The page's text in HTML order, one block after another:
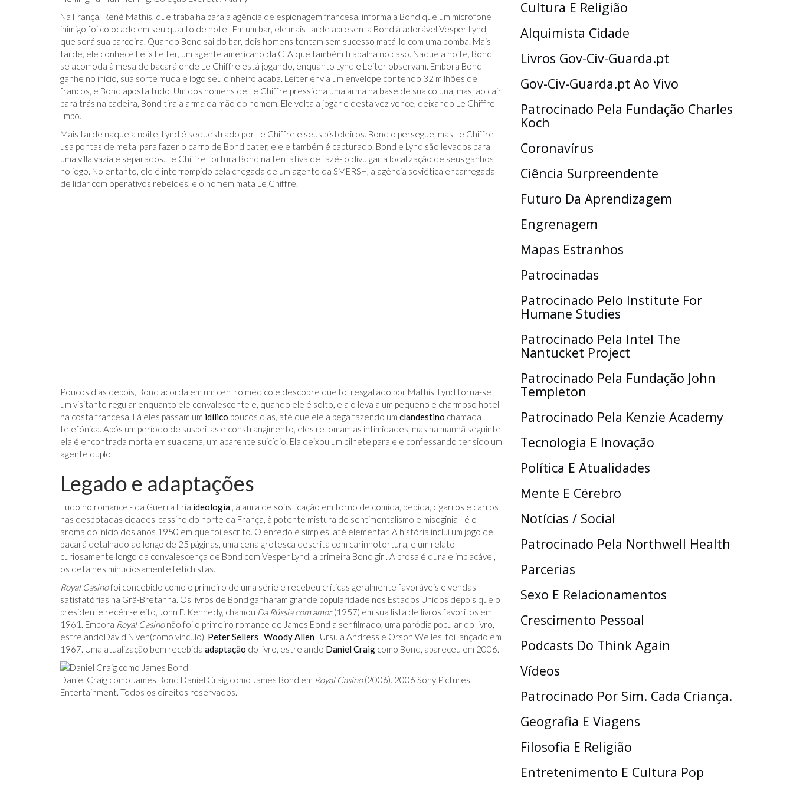
Na França, René Mathis, que trabalha para a agência de espionagem francesa, informa a Bond que um microfone
inimigo foi colocado em seu quarto de hotel. Em um bar, ele mais tarde apresenta Bond à adorável Vesper Lynd,
que será sua parceira. Quando Bond sai do bar, dois homens tentam sem sucesso matá-lo com uma bomba. Mais
tarde, ele conhece Felix Leiter, um agente americano da CIA que também trabalha no caso. Naquela noite, Bond
se acomoda à mesa de bacará onde Le Chiffre está jogando, enquanto Lynd e Leiter observam. Embora Bond
ganhe no início, sua sorte muda e logo seu dinheiro acaba. Leiter envia um envelope contendo 32 milhões de
francos, e Bond aposta tudo. Um dos homens de Le Chiffre pressiona uma arma na base de sua coluna, mas, ao cair
para trás na cadeira, Bond tira a arma da mão do homem. Ele volta a jogar e desta vez vence, deixando Le Chiffre
limpo.
Mais tarde naquela noite, Lynd é sequestrado por Le Chiffre e seus pistoleiros. Bond o persegue, mas Le Chiffre
usa pontas de metal para fazer o carro de Bond bater, e ele também é capturado. Bond e Lynd são levados para
uma villa vazia e separados. Le Chiffre tortura Bond na tentativa de fazê-lo divulgar a localização de seus ganhos
no jogo. No entanto, ele é interrompido pela chegada de um agente da SMERSH, a agência soviética encarregada
de lidar com operativos rebeldes, e o homem mata Le Chiffre.
Poucos dias depois, Bond acorda em um centro médico e descobre que foi resgatado por Mathis. Lynd torna-se
um visitante regular enquanto ele convalescente e, quando ele é solto, ela o leva a um pequeno e charmoso hotel
na costa francesa. Lá eles passam um idílico poucos dias, até que ele a pega fazendo um clandestino chamada
telefónica. Após um período de suspeitas e constrangimento, eles retomam as intimidades, mas na manhã seguinte
ela é encontrada morta em sua cama, um aparente suicídio. Ela deixou um bilhete para ele confessando ter sido um
agente duplo.
Legado e adaptações
Tudo no romance - da Guerra Fria ideologia , à aura de sofisticação em torno de comida, bebida, cigarros e carros
nas desbotadas cidades-cassino do norte da França, à potente mistura de sentimentalismo e misoginia - é o
aroma do início dos anos 1950 em que foi escrito. O enredo é simples, até elementar. A história inclui um jogo de
bacará detalhado ao longo de 25 páginas, uma cena grotesca descrita com carinhotortura, e um relato
curiosamente longo da convalescença de Bond com Vesper Lynd, a primeira Bond girl. A prosa é dura e implacável,
os detalhes minuciosamente fetichistas.
Royal Casinofoi concebido como o primeiro de uma série e recebeu críticas geralmente favoráveis ​​e vendas
satisfatórias na Grã-Bretanha. Os livros de Bond ganharam grande popularidade nos Estados Unidos depois que o
presidente recém-eleito, John F. Kennedy, chamou Da Rússia com amor(1957) em sua lista de livros favoritos em
1961. Embora Royal Casinonão foi o primeiro romance de James Bond a ser filmado, uma paródia popular do livro,
estrelandoDavid Niven(como vínculo), Peter Sellers , Woody Allen , Ursula Andress e Orson Welles, foi lançado em
1967. Uma atualização bem recebida adaptação do livro, estrelando Daniel Craig como Bond, apareceu em 2006.
Daniel Craig como James Bond Daniel Craig como James Bond em Royal Casino(2006). 2006 Sony Pictures
Entertainment. Todos os direitos reservados.
Cultura E Religião
Alquimista Cidade
Livros Gov-Civ-Guarda.pt
Gov-Civ-Guarda.pt Ao Vivo
Patrocinado Pela Fundação Charles
Koch
Coronavírus
Ciência Surpreendente
Futuro Da Aprendizagem
Engrenagem
Mapas Estranhos
Patrocinadas
Patrocinado Pelo Institute For
Humane Studies
Patrocinado Pela Intel The
Nantucket Project
Patrocinado Pela Fundação John
Templeton
Patrocinado Pela Kenzie Academy
Tecnologia E Inovação
Política E Atualidades
Mente E Cérebro
Notícias / Social
Patrocinado Pela Northwell Health
Parcerias
Sexo E Relacionamentos
Crescimento Pessoal
Podcasts Do Think Again
Vídeos
Patrocinado Por Sim. Cada Criança.
Geografia E Viagens
Filosofia E Religião
Entretenimento E Cultura Pop